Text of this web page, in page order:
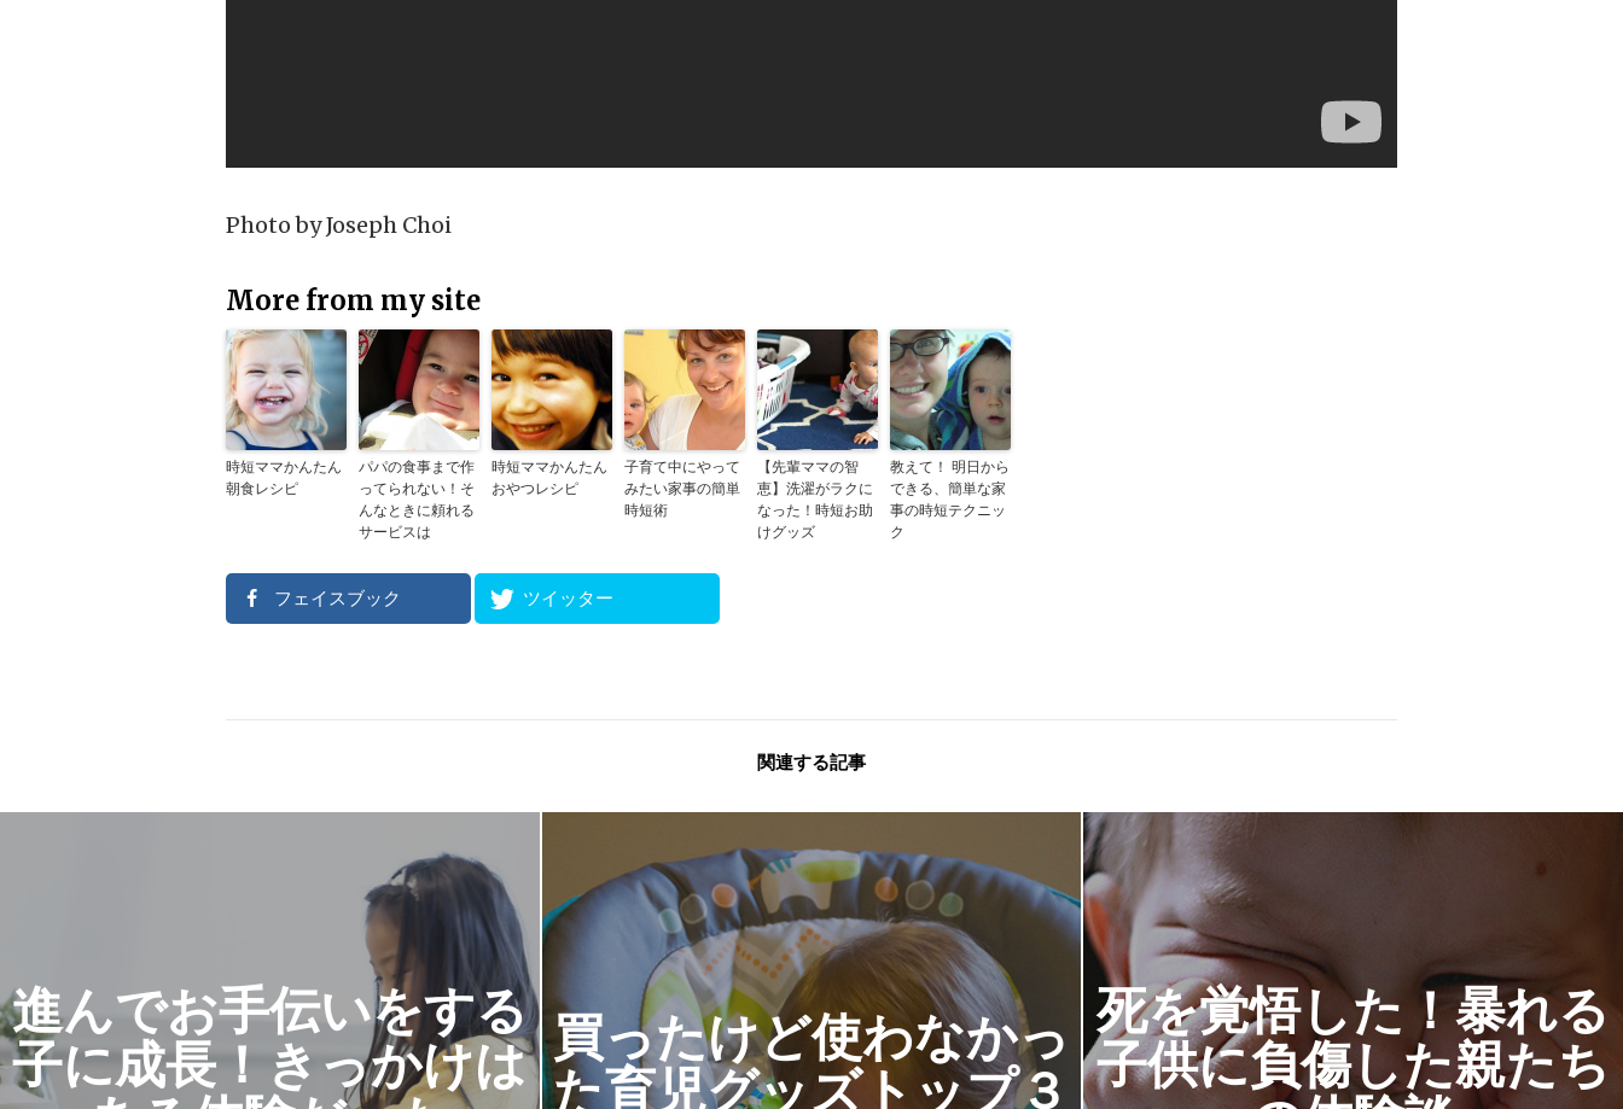
Photo byJoseph Choi
More from my site
時短ママかんたん
朝食レシピ
パパの食事まで作
ってられない！そ
んなときに頼れる
サービスは
時短ママかんたん
おやつレシピ
子育て中にやって
みたい家事の簡単
時短術
【先輩ママの智
恵】洗濯がラクに
なった！時短お助
けグッズ
教えて！ 明日から
できる、簡単な家
事の時短テクニッ
ク
フェイスブック ツイッター
関連する記事
進んでお手伝いをする
子に成長！きっかけは 買ったけど使わなかっ
た育児グッズトップ３
死を覚悟した！暴れる
子供に負傷した親たち